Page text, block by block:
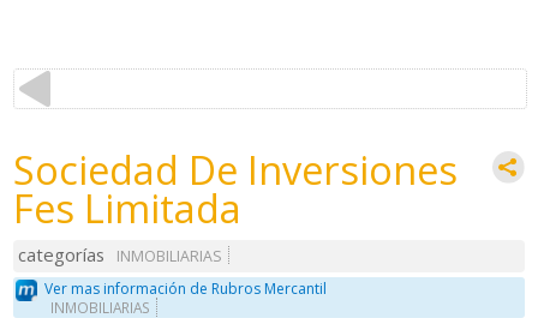
Sociedad De Inversiones
Fes Limitada
categorías
INMOBILIARIAS
Ver mas información de Rubros Mercantil
INMOBILIARIAS